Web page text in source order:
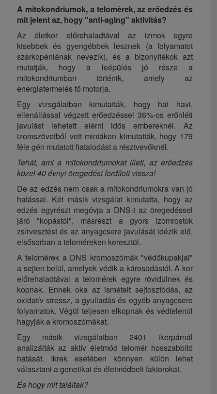
A mitokondriumok, a telomérek, az erőedzés és
mit jelent az, hogy "anti-aging" aktivitás?
Az életkor előrehaladtával az izmok egyre
kisebbek és gyengébbek lesznek (a folyamatot
szarkopéniának nevezik), és a bizonyítékok azt
mutatják, hogy a leépülés jó része a
mitokondriumban történik, amely az
energiatermelés fő motorja.
Egy vizsgálatban kimutatták, hogy hat havi,
ellenállással végzett erőedzéssel 36%-os erőnléti
javulást lehetett elérni idős embereknél. Az
izomszövetből vett mintákon kimutatták, hogy 179
féle gén mutatott fiatalodást a résztvevőknél.
Tehát, ami a mitokondriumokat illeti, az erőedzés
közel 40 évnyi öregedést fordított vissza!
De az edzés nem csak a mitokondriumokra van jó
hatással. Két másik vizsgálat kimutatta, hogy az
edzés egyrészt megóvja a DNS-t az öregedéssel
járó "kopástól", másrészt a gyors izomrostok
zsírvesztést és az anyagcsere javulását idézik elő,
elsősorban a teloméreken keresztül.
A telomérek a DNS kromoszómák "védőkupakjai"
a sejten belül, amelyek védik a károsodástól. A kor
előrehaladtával a telomérek egyre rövidülnek és
kopnak. Ennek oka az ismételt sejtosztódás, az
oxidatív stressz, a gyulladás és egyéb anyagcsere
folyamatok. Végül teljesen elkopnak és védtelenül
hagyják a kromoszómákat.
Egy másik vizsgálatban 2401 ikerpárnál
analizálták az aktív életmód telomér hosszabbító
hatását. Ikrek esetében könnyen külön lehet
választani a genetikai és életmódbeli faktorokat.
És hogy mit találtak?